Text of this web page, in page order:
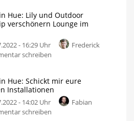
Steuerung
direkt
am
der
Woche:
Leuchtmittel
und
Dimmer
Keine
Idee
Hue: Lily und Outdoor
verschönern Lounge im
- 16:29 Uhr
Frederick
schreiben
Hue:
Lily
und
Hue: Schickt mir eure
Installationen
- 14:02 Uhr
Fabian
schreiben